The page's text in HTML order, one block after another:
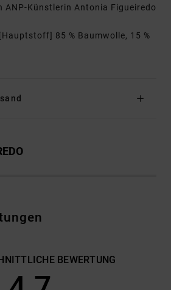
ANP-Künstlerin Antonia Figueiredo
[Hauptstoff] 85 % Baumwolle, 15 %
BEWERTUNG